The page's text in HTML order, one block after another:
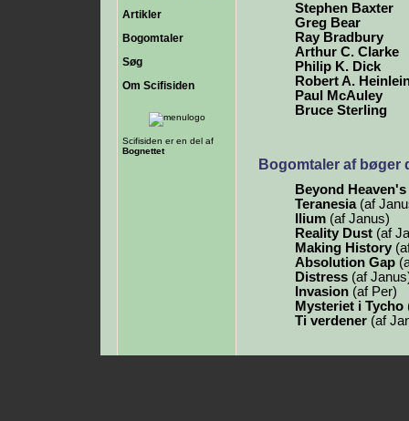
Artikler
Bogomtaler
Søg
Om Scifisiden
Scifisiden er en del af
Bognettet
Stephen Baxter
Greg Bear
Ray Bradbury
Arthur C. Clarke
Philip K. Dick
Robert A.
Paul McAuley
Bruce Sterling
Bogomtaler af bøger
Beyond
Teranesia(af
Ilium (af Janus)
Reality Dust (af
Making History
Absolution Gap
Distress (af
Invasion (af Per)
Mysteriet i Tycho
Ti verdener (af